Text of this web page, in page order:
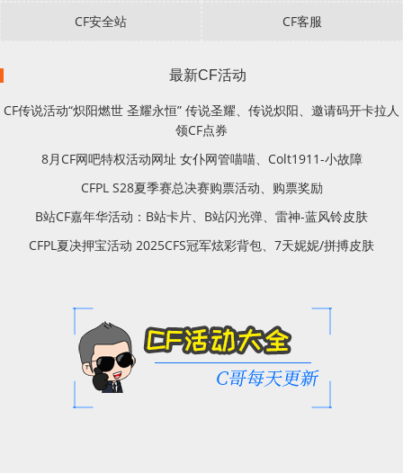
CF安全站 CF客服
最新CF活动
CF传说活动“炽阳燃世 圣耀永恒” 传说圣耀、传说炽阳、邀请码开卡拉人
领CF点券
8月CF网吧特权活动网址 女仆网管喵喵、Colt1911-小故障
CFPL S28夏季赛总决赛购票活动、购票奖励
B站CF嘉年华活动：B站卡片、B站闪光弹、雷神-蓝风铃皮肤
CFPL夏决押宝活动 2025CFS冠军炫彩背包、7天妮妮/拼搏皮肤